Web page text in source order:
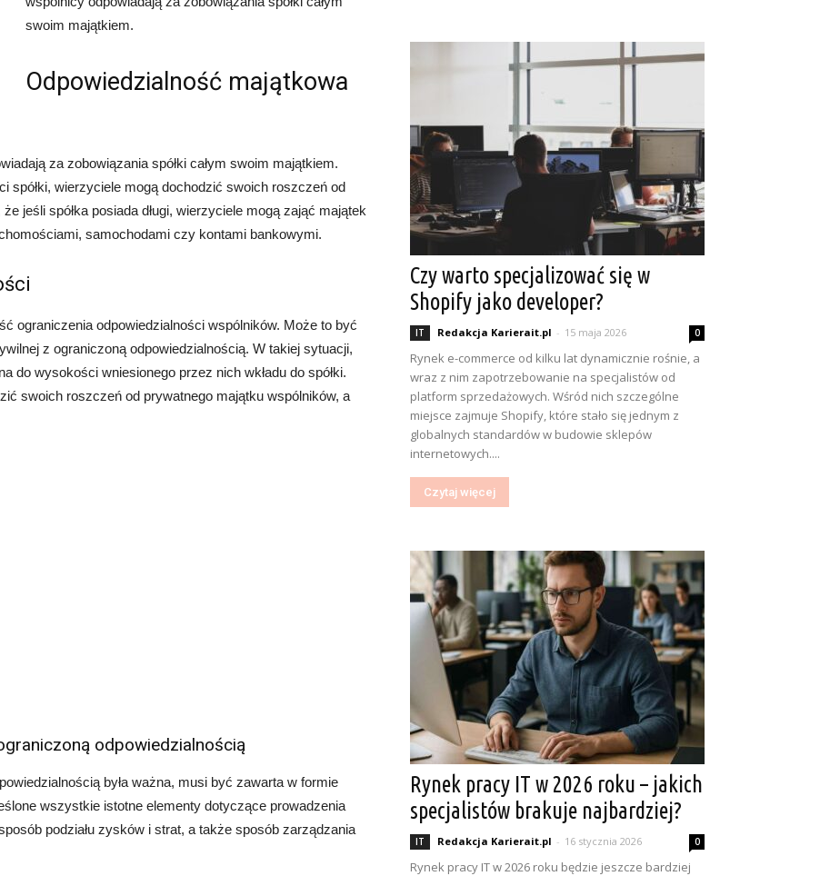
swoim majątkiem.
Odpowiedzialność majątkowa
za zobowiązania spółki całym swoim majątkiem.
spółki, wierzyciele mogą dochodzić swoich roszczeń od
jeśli spółka posiada długi, wierzyciele mogą zająć majątek
samochodami czy kontami bankowymi.
ograniczenia odpowiedzialności wspólników. Może to być
z ograniczoną odpowiedzialnością. W takiej sytuacji,
do wysokości wniesionego przez nich wkładu do spółki.
swoich roszczeń od prywatnego majątku wspólników, a
odpowiedzialnością
była ważna, musi być zawarta w formie
wszystkie istotne elementy dotyczące prowadzenia
podziału zysków i strat, a także sposób zarządzania
Czy warto specjalizować się w
Shopify jako developer?
IT Redakcja Karierait.pl - 15 maja 2026 0
Rynek e-commerce od kilku lat dynamicznie rośnie, a
wraz z nim zapotrzebowanie na specjalistów od
platform sprzedażowych. Wśród nich szczególne
miejsce zajmuje Shopify, które stało się jednym z
globalnych standardów w budowie sklepów
internetowych....
Czytaj więcej
Rynek pracy IT w 2026 roku – jakich
specjalistów brakuje najbardziej?
IT Redakcja Karierait.pl - 16 stycznia 2026 0
Rynek pracy IT w 2026 roku będzie jeszcze bardziej